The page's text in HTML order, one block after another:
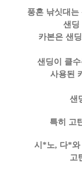
풍혼 낚싯대는
샌딩
카본은 샌
샌딩이 클
사용된
샌
특히 고
시*노, 다*와
고